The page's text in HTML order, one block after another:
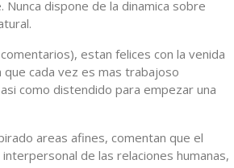
dispone de la dinamica sobre
estan felices con la venida
cada vez es mas trabajoso
como distendido para empezar una
areas afines, comentan que el
de las relaciones humanas,